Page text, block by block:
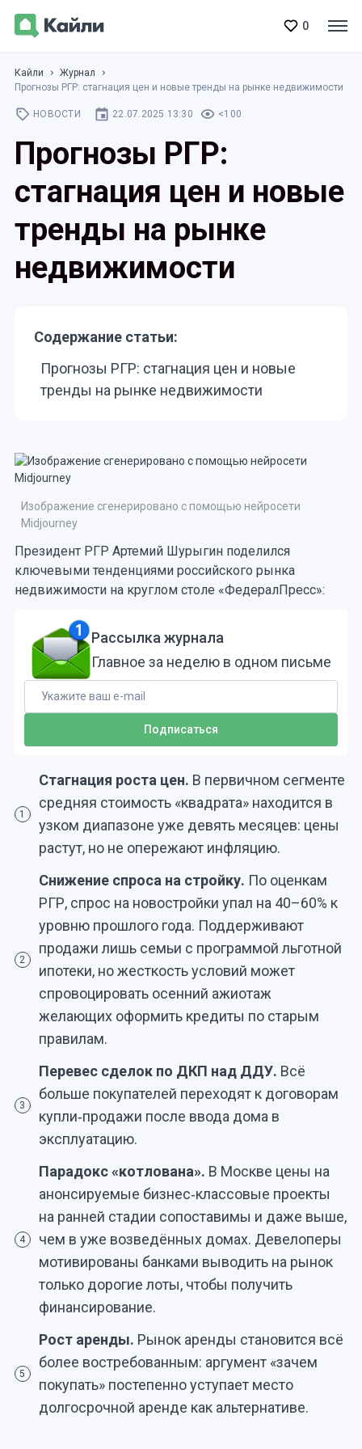
0
Кайли
Журнал
Прогнозы РГР: стагнация цен и новые тренды на рынке недвижимости
НОВОСТИ 22.07.2025 13:30 <100
Прогнозы РГР:
стагнация цен и новые
тренды на рынке
недвижимости
Содержание статьи:
Прогнозы РГР: стагнация цен и новые
тренды на рынке недвижимости
Изображение сгенерировано с помощью нейросети
Midjourney
Президент РГР Артемий Шурыгин поделился
ключевыми тенденциями российского рынка
недвижимости на круглом столе «ФедералПресс»:
Рассылка журнала
Главное за неделю в одном письме
1
Стагнация роста цен. В первичном сегменте
средняя стоимость «квадрата» находится в
узком диапазоне уже девять месяцев: цены
растут, но не опережают инфляцию.
2
Снижение спроса на стройку. По оценкам
РГР, спрос на новостройки упал на 40–60% к
уровню прошлого года. Поддерживают
продажи лишь семьи с программой льготной
ипотеки, но жесткость условий может
спровоцировать осенний ажиотаж
желающих оформить кредиты по старым
правилам.
3
Перевес сделок по ДКП над ДДУ. Всё
больше покупателей переходят к договорам
купли‑продажи после ввода дома в
эксплуатацию.
4
Парадокс «котлована». В Москве цены на
анонсируемые бизнес‑классовые проекты
на ранней стадии сопоставимы и даже выше,
чем в уже возведённых домах. Девелоперы
мотивированы банками выводить на рынок
только дорогие лоты, чтобы получить
финансирование.
5
Рост аренды. Рынок аренды становится всё
более востребованным: аргумент «зачем
покупать» постепенно уступает место
долгосрочной аренде как альтернативе.